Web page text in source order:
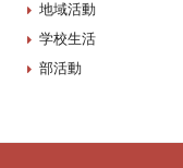
地域活動
学校生活
部活動